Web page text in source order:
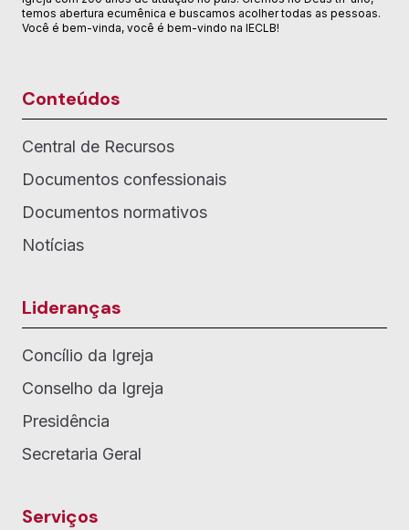
temos abertura ecumênica e buscamos acolher todas as pessoas.
Você é bem-vinda, você é bem-vindo na IECLB!
Conteúdos
Central de Recursos
Documentos confessionais
Documentos normativos
Notícias
Lideranças
Concílio da Igreja
Conselho da Igreja
Presidência
Secretaria Geral
Serviços